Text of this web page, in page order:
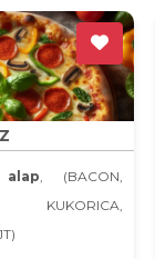
alap, (BACON,
KUKORICA,